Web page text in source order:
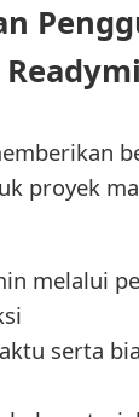
proyek
melalui
serta